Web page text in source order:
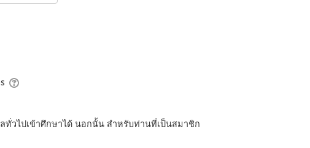
วไปเข้าศึกษาได้ นอกนั้น สำหรับท่านที่เป็นสมาชิก